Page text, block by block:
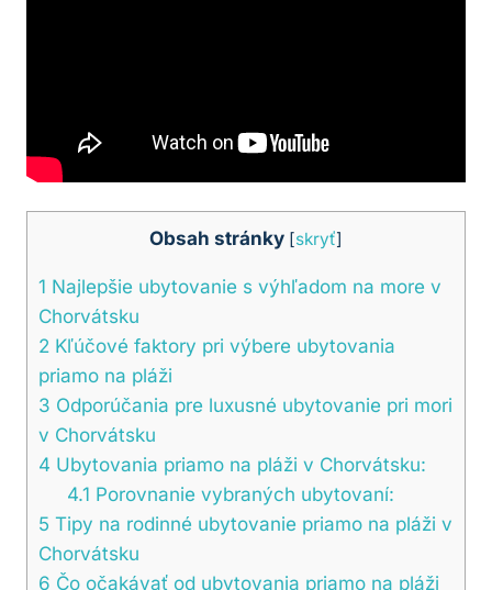
Obsah stránky [skryť]
1 Najlepšie ubytovanie s výhľadom na more v
Chorvátsku
2 Kľúčové faktory pri výbere ubytovania
priamo na pláži
3 Odporúčania pre luxusné ubytovanie pri mori
v Chorvátsku
4 Ubytovania priamo na pláži v Chorvátsku:
4.1 Porovnanie vybraných ubytovaní:
5 Tipy na rodinné ubytovanie priamo na pláži v
Chorvátsku
6 Čo očakávať od ubytovania priamo na pláži